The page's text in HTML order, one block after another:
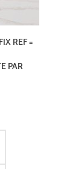
REF =
PAR